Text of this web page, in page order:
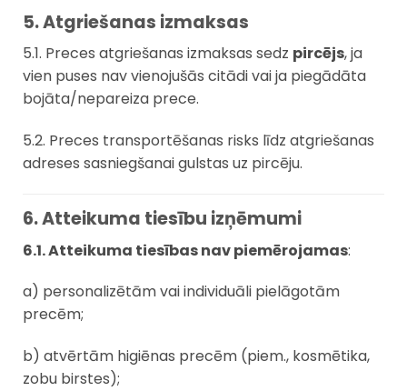
5. Atgriešanas izmaksas
5.1. Preces atgriešanas izmaksas sedz pircējs, ja
vien puses nav vienojušās citādi vai ja piegādāta
bojāta/nepareiza prece.
5.2. Preces transportēšanas risks līdz atgriešanas
adreses sasniegšanai gulstas uz pircēju.
6. Atteikuma tiesību izņēmumi
6.1. Atteikuma tiesības nav piemērojamas:
a) personalizētām vai individuāli pielāgotām
precēm;
b) atvērtām higiēnas precēm (piem., kosmētika,
zobu birstes);